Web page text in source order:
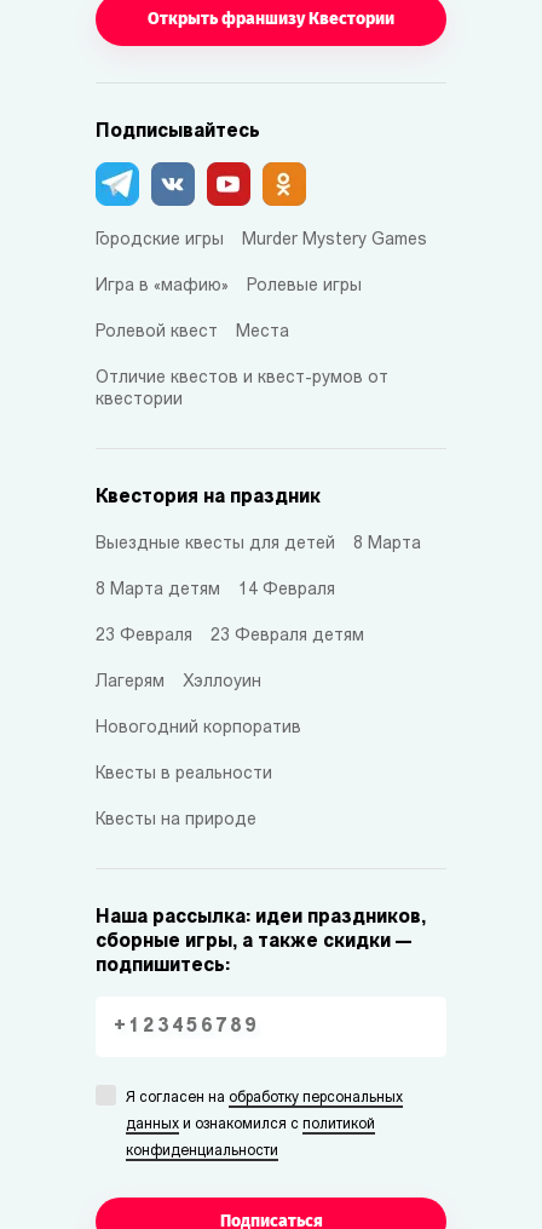
Открыть франшизу Квестории
Подписывайтесь
Городские игры Murder Mystery Games
Игра в «мафию» Ролевые игры
Ролевой квест Места
Отличие квестов и квест-румов от
квестории
Квестория на праздник
Выездные квесты для детей 8 Марта
8 Марта детям 14 Февраля
23 Февраля 23 Февраля детям
Лагерям Хэллоуин
Новогодний корпоратив
Квесты в реальности
Квесты на природе
Наша рассылка: идеи праздников,
сборные игры, а также скидки —
подпишитесь:
Я согласен на обработку персональных
данных и ознакомился с политикой
конфиденциальности
Подписаться